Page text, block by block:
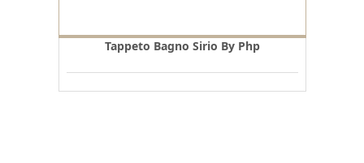
Tappeto Bagno Sirio By Php